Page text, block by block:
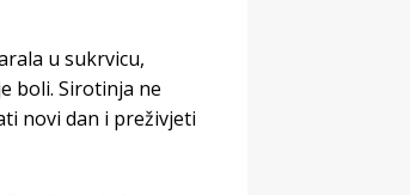
u sukrvicu,
boli. Sirotinja ne
novi dan i preživjeti